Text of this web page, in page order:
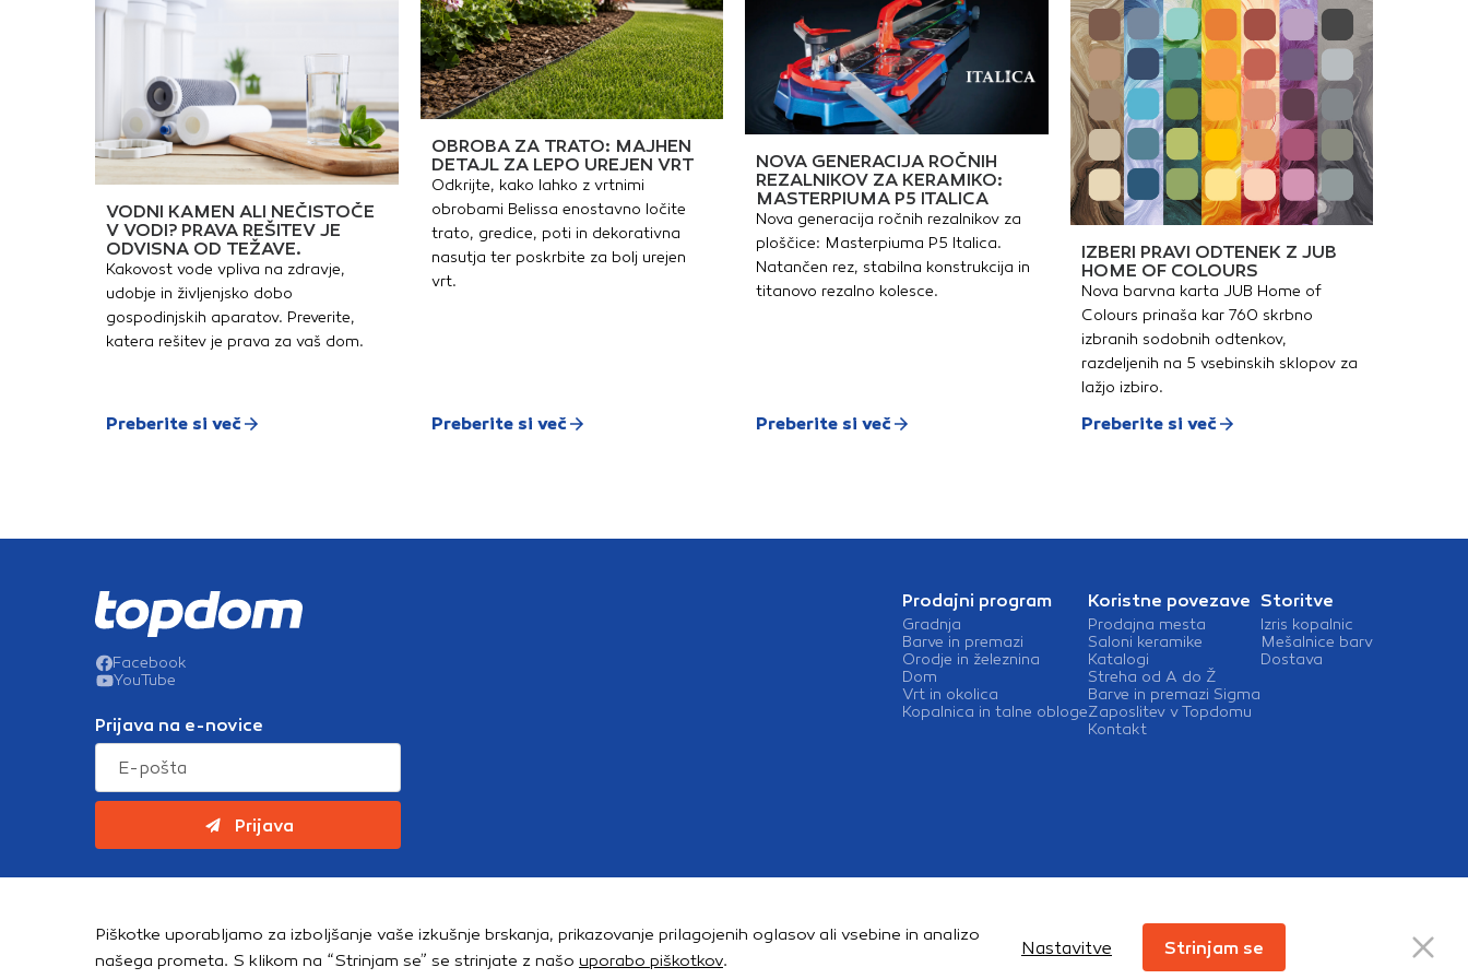
zagotavlja odlično zaščito
tudi ljudem z nealergičnim
dermatitisom.
VODNI KAMEN ALI NEČISTOČE
V VODI? PRAVA REŠITEV JE
ODVISNA OD TEŽAVE.
Kakovost vode vpliva na zdravje,
udobje in življenjsko dobo
gospodinjskih aparatov. Preverite,
katera rešitev je prava za vaš dom.
Preberite si več
OBROBA ZA TRATO: MAJHEN
DETAJL ZA LEPO UREJEN VRT
Odkrijte, kako lahko z vrtnimi
obrobami Belissa enostavno ločite
trato, gredice, poti in dekorativna
nasutja ter poskrbite za bolj urejen
vrt.
Preberite si več
NOVA GENERACIJA ROČNIH
REZALNIKOV ZA KERAMIKO:
MASTERPIUMA P5 ITALICA
Nova generacija ročnih rezalnikov za
ploščice: Masterpiuma P5 Italica.
Natančen rez, stabilna konstrukcija in
titanovo rezalno kolesce.
Preberite si več
IZBERI PRAVI ODTENEK Z JUB
HOME OF COLOURS
Nova barvna karta JUB Home of
Colours prinaša kar 760 skrbno
izbranih sodobnih odtenkov,
razdeljenih na 5 vsebinskih sklopov za
lažjo izbiro.
Preberite si več
Facebook
YouTube
Prijava na e-novice
Prijava
Prodajni program
Gradnja
Barve in premazi
Orodje in železnina
Dom
Vrt in okolica
Kopalnica in talne obloge
Koristne povezave
Prodajna mesta
Saloni keramike
Katalogi
Streha od A do Ž
Barve in premazi Sigma
Zaposlitev v Topdomu
Kontakt
Storitve
Izris kopalnic
Mešalnice barv
Dostava
Copyright © 2026. Topdom d.o.o. Vse pravice pridržane. Pravno obvestiloNotranja prijavaZasebnost in piškotki
Piškotke uporabljamo za izboljšanje vaše izkušnje brskanja, prikazovanje prilagojenih oglasov ali vsebine in analizo
našega prometa. S klikom na “Strinjam se” se strinjate z našo uporabo piškotkov.
Nastavitve Strinjam se